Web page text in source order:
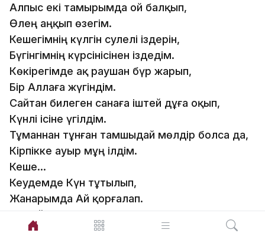
Алпыс екі тамырымда ой балқып,
Өлең аңқып өзегім.
Кешегімнің күлгін сәулелі іздерін,
Бүгінгімнің күрсінісінен іздедім.
Көкірегімде ақ раушан бүр жарып,
Бір Аллаға жүгіндім.
Сайтан билеген санаға іштей дұға оқып,
Күнәлі ісіне үгілдім.
Тұманнан тұнған тамшыдай мөлдір болса да,
Кірпікке ауыр мұң ілдім.
Кеше…
Кеудемде Күн тұтылып,
Жанарымда Ай қорғалап.
Көмейімде үнім тұншығып,
Самайымнан сорым сорғалап,